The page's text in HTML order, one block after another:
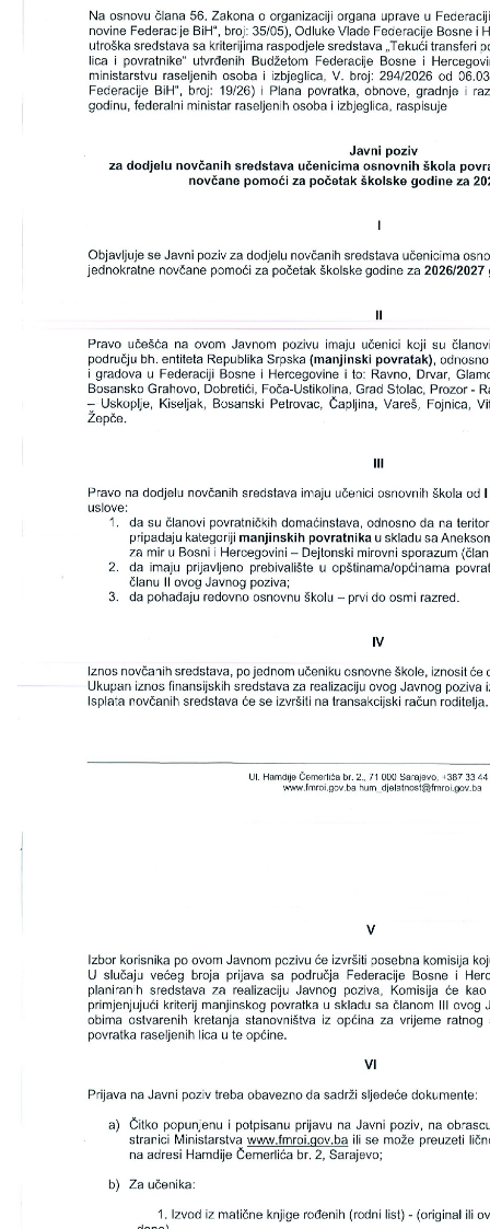
Туризам
Спорт
ЦИВИЛНА ЗАШТИТА
КОНТАКТ